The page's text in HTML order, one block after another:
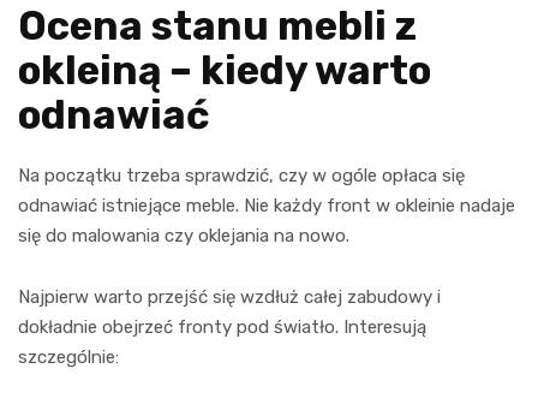
Ocena stanu mebli z
okleiną – kiedy warto
odnawiać
Na początku trzeba sprawdzić, czy w ogóle opłaca się
odnawiać istniejące meble. Nie każdy front w okleinie nadaje
się do malowania czy oklejania na nowo.
Najpierw warto przejść się wzdłuż całej zabudowy i
dokładnie obejrzeć fronty pod światło. Interesują
szczególnie: